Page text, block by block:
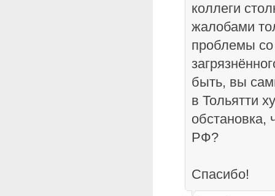
коллеги
жалобами
проблемы со
быть, вы
в Тольятти
обстановка,
РФ?
Спасибо!